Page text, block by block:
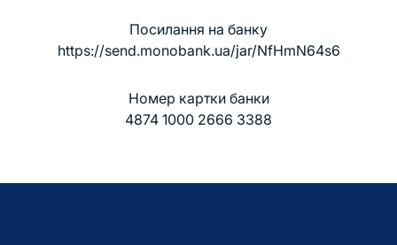
Посилання на банку
https://send.monobank.ua/jar/NfHmN64s6
Номер картки банки
4874 1000 2666 3388